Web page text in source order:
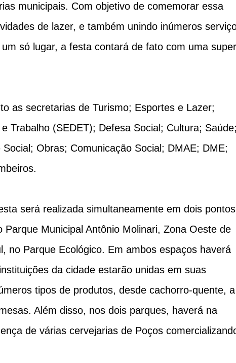
municipais. Com objetivo de comemorar essa
de lazer, e também unindo inúmeros
só lugar, a festa contará de fato com uma super
as secretarias de Turismo; Esportes e Lazer;
Trabalho (SEDET); Defesa Social; Cultura; Saúde;
Obras; Comunicação Social; DMAE; DME;
será realizada simultaneamente em dois pontos
Municipal Antônio Molinari, Zona Oeste de
no Parque Ecológico. Em ambos espaços haverá
da cidade estarão unidas em suas
tipos de produtos, desde cachorro-quente, a
Além disso, nos dois parques, haverá na
de várias cervejarias de Poços